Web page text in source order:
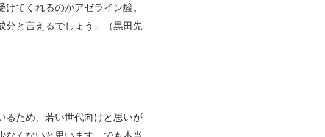
てくれるのがアゼライン酸。
分と言えるでしょう」（黒田先
るため、若い世代向けと思いが